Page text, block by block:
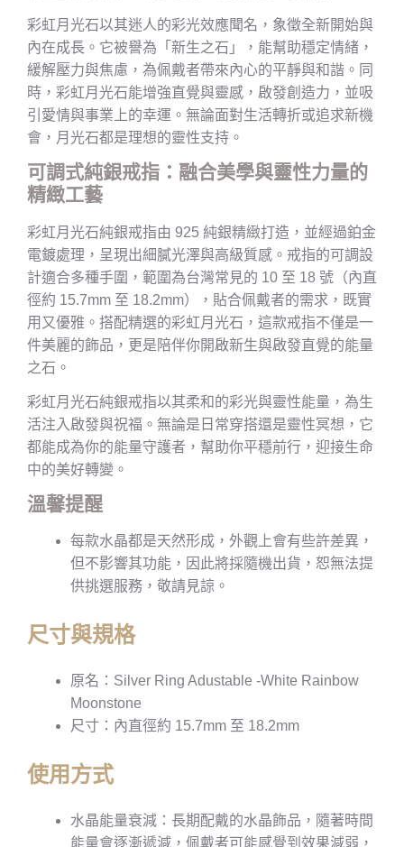
彩虹月光石以其迷人的彩光效應聞名，象徵全新開始與
內在成長。它被譽為「新生之石」，能幫助穩定情緒，
緩解壓力與焦慮，為佩戴者帶來內心的平靜與和諧。同
時，彩虹月光石能增強直覺與靈感，啟發創造力，並吸
引愛情與事業上的幸運。無論面對生活轉折或追求新機
會，月光石都是理想的靈性支持。
可調式純銀戒指：融合美學與靈性力量的
精緻工藝
彩虹月光石純銀戒指由 925 純銀精緻打造，並經過鉑金
電鍍處理，呈現出細膩光澤與高級質感。戒指的可調設
計適合多種手圍，範圍為台灣常見的 10 至 18 號（內直
徑約 15.7mm 至 18.2mm），貼合佩戴者的需求，既實
用又優雅。搭配精選的彩虹月光石，這款戒指不僅是一
件美麗的飾品，更是陪伴你開啟新生與啟發直覺的能量
之石。
彩虹月光石純銀戒指以其柔和的彩光與靈性能量，為生
活注入啟發與祝福。無論是日常穿搭還是靈性冥想，它
都能成為你的能量守護者，幫助你平穩前行，迎接生命
中的美好轉變。
溫馨提醒
每款水晶都是天然形成，外觀上會有些許差異，
但不影響其功能，因此將採隨機出貨，恕無法提
供挑選服務，敬請見諒。
尺寸與規格
原名：Silver Ring Adustable -White Rainbow
Moonstone
尺寸：內直徑約 15.7mm 至 18.2mm
使用方式
水晶能量衰減：長期配戴的水晶飾品，隨著時間
能量會逐漸遞減，佩戴者可能感覺到效果減弱，